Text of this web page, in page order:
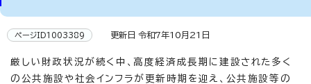
ページID1003389 更新日 令和7年10月21日
厳しい財政状況が続く中、高度経済成長期に建設された多く
の公共施設や社会インフラが更新時期を迎え、公共施設等の